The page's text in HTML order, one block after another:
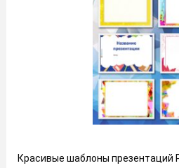
Красивые шаблоны презентаций